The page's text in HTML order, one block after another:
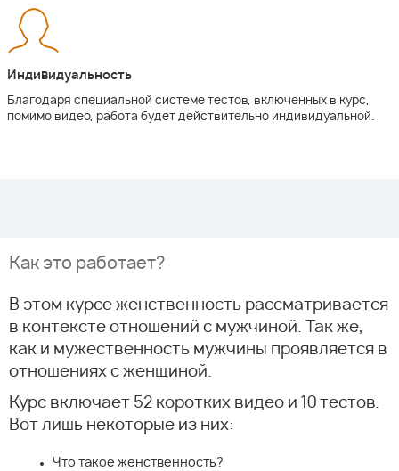
Индивидуальность
Благодаря специальной системе тестов, включенных в курс,
помимо видео, работа будет действительно индивидуальной.
Как это работает?
В этом курсе женственность рассматривается
в контексте отношений с мужчиной. Так же,
как и мужественность мужчины проявляется в
отношениях с женщиной.
Курс включает 52 коротких видео и 10 тестов.
Вот лишь некоторые из них:
Что такое женственность?